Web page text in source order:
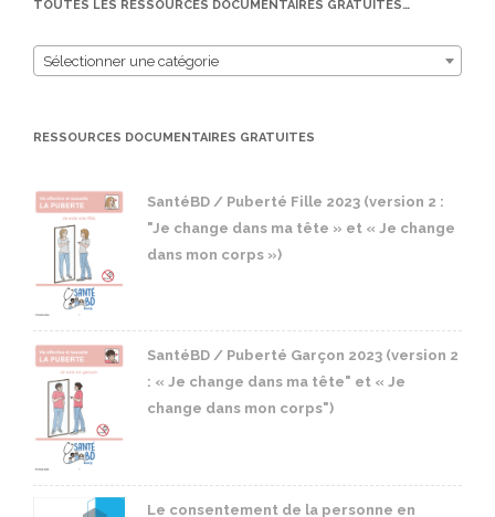
TOUTES LES RESSOURCES DOCUMENTAIRES GRATUITES…
Sélectionner une catégorie
RESSOURCES DOCUMENTAIRES GRATUITES
SantéBD / Puberté Fille 2023 (version 2 :
"Je change dans ma tête » et « Je change
dans mon corps »)
SantéBD / Puberté Garçon 2023 (version 2
: « Je change dans ma tête" et « Je
change dans mon corps")
Le consentement de la personne en